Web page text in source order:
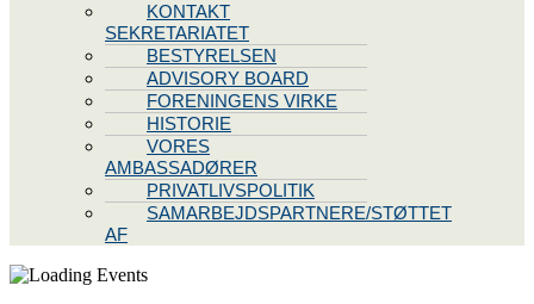
KONTAKT
SEKRETARIATET
BESTYRELSEN
ADVISORY BOARD
FORENINGENS VIRKE
HISTORIE
VORES
AMBASSADØRER
PRIVATLIVSPOLITIK
SAMARBEJDSPARTNERE/STØTTET
AF